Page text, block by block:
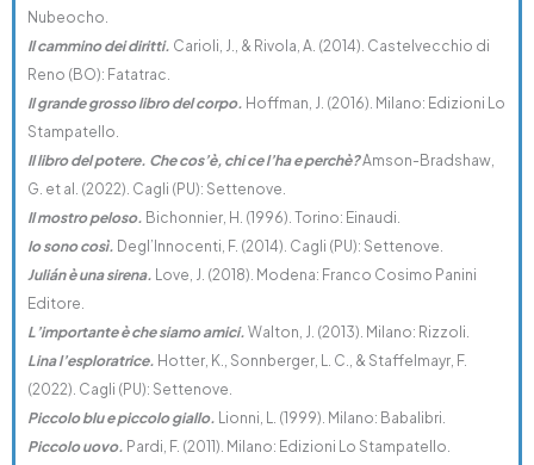
Nubeocho.
Il cammino dei diritti. Carioli, J., & Rivola, A. (2014). Castelvecchio di
Reno (BO): Fatatrac.
Il grande grosso libro del corpo. Hoffman, J. (2016). Milano: Edizioni Lo
Stampatello.
Il libro del potere. Che cos’è, chi ce l’ha e perchè?Amson-Bradshaw,
G. et al. (2022). Cagli (PU): Settenove.
Il mostro peloso. Bichonnier, H. (1996). Torino: Einaudi.
Io sono così. Degl’Innocenti, F. (2014). Cagli (PU): Settenove.
Julián è una sirena. Love, J. (2018). Modena: Franco Cosimo Panini
Editore.
L’importante è che siamo amici. Walton, J. (2013). Milano: Rizzoli.
Lina l’esploratrice. Hotter, K., Sonnberger, L. C., & Staffelmayr, F.
(2022). Cagli (PU): Settenove.
Piccolo blu e piccolo giallo. Lionni, L. (1999). Milano: Babalibri.
Piccolo uovo. Pardi, F. (2011). Milano: Edizioni Lo Stampatello.